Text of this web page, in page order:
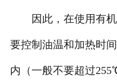
因此，在使用有机
要控制油温和加热时
内（一般不要超过